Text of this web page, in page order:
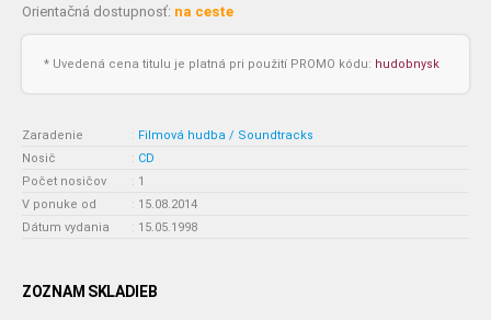
Orientačná dostupnosť: na ceste
* Uvedená cena titulu je platná pri použití PROMO kódu: hudobnysk
Zaradenie : Filmová hudba / Soundtracks
Nosič
: CD
Počet nosičov
: 1
V ponuke od
: 15.08.2014
Dátum vydania
: 15.05.1998
ZOZNAM SKLADIEB